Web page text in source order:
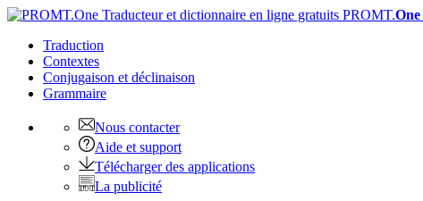
PROMT.One
Traduction
Contextes
Conjugaison et déclinaison
Grammaire
Nous contacter
Aide et support
Télécharger des applications
La publicité